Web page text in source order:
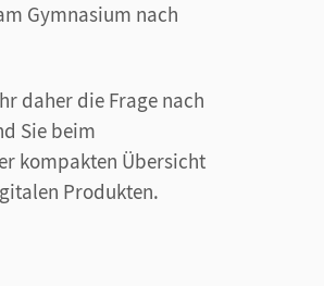
Gymnasium nach
daher die Frage nach
Sie beim
kompakten Übersicht
Produkten.